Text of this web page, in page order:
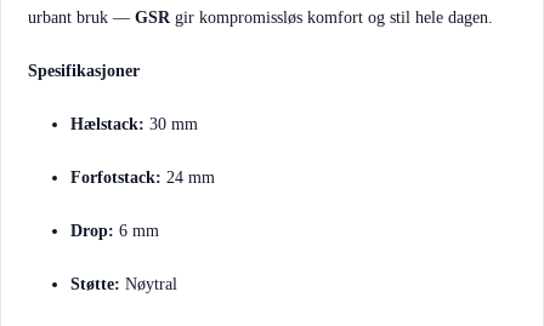
urbant bruk — GSR gir kompromissløs komfort og stil hele dagen.
Spesifikasjoner
Hælstack: 30 mm
Forfotstack: 24 mm
Drop: 6 mm
Støtte: Nøytral